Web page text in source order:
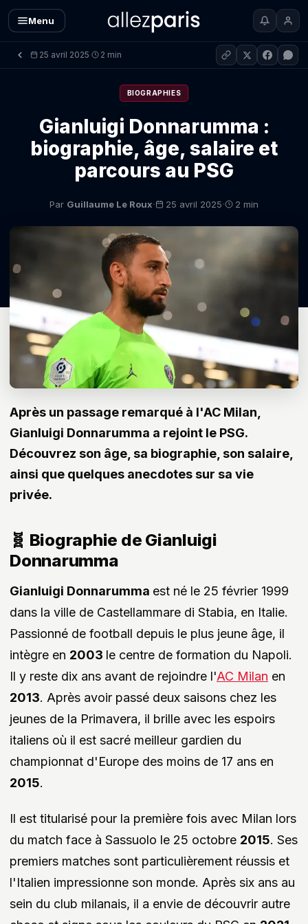
Menu
25 avril 2025· 2 min
BIOGRAPHIES
Gianluigi Donnarumma :
biographie, âge, salaire et
parcours au PSG
Par Guillaume Le Roux· 25 avril 2025· 2 min
Après un passage remarqué à l'AC Milan,
Gianluigi Donnarumma a rejoint le PSG.
Découvrez son âge, sa biographie, son salaire,
ainsi que quelques anecdotes sur sa vie
privée.
🧬 Biographie de Gianluigi
Donnarumma
Gianluigi Donnarumma est né le 25 février 1999
dans la ville de Castellammare di Stabia, en Italie.
Passionné de football depuis le plus jeune âge, il
intègre en 2003 le centre de formation du Napoli.
Il y reste dix ans avant de rejoindre l'AC Milan en
2013. Après avoir passé deux saisons chez les
jeunes de la Primavera, il brille avec les espoirs
italiens où il est sacré meilleur gardien du
championnat d'Europe des moins de 17 ans en
2015.
Il est titularisé pour la première fois avec Milan lors
du match face à Sassuolo le 25 octobre 2015. Ses
premiers matches sont particulièrement réussis et
l'Italien impressionne son monde. Après six ans au
sein du club milanais, il a envie de découvrir autre